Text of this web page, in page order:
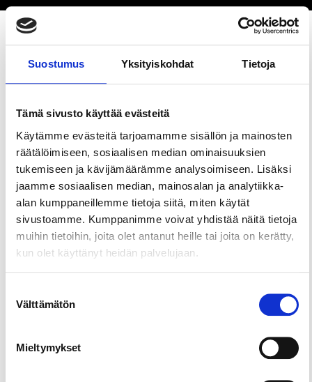
Suostumus Yksityiskohdat Tietoja
Tämä sivusto käyttää evästeitä
Käytämme evästeitä tarjoamamme sisällön ja mainosten
räätälöimiseen, sosiaalisen median ominaisuuksien
tukemiseen ja kävijämäärämme analysoimiseen. Lisäksi
jaamme sosiaalisen median, mainosalan ja analytiikka-
alan kumppaneillemme tietoja siitä, miten käytät
sivustoamme. Kumppanimme voivat yhdistää näitä tietoja
muihin tietoihin, joita olet antanut heille tai joita on kerätty,
kun olet käyttänyt heidän palvelujaan.
valinta
Välttämätön
Mieltymykset
Jaa sivu
Koiravaljakkoajelu, tutustuminen
siperianhuskyihin ja nuotiopiknik kodalla omin
eväin. Sopii mm. lapsiperheille, koirien ystäville ja
turisteille, jotka etsivät talvisia elämyksiä.
Rekikeleillä avoinna normaalisti ti-su klo 14. Tee
aina varaus sähköpostitse pari päivää aikaisemmin.